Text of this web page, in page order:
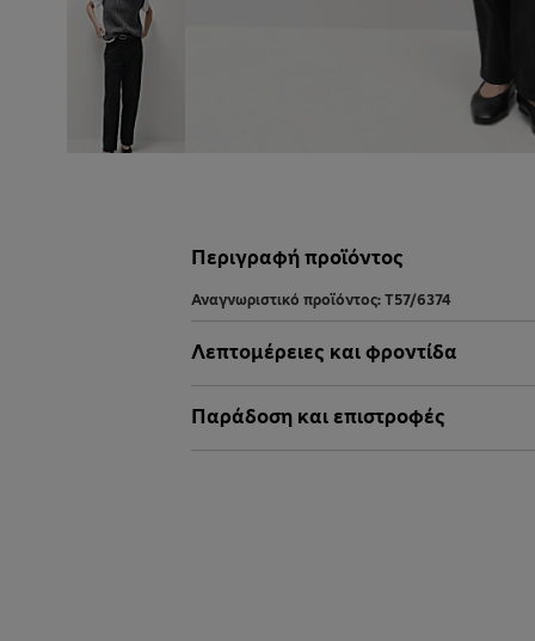
Περιγραφή προϊόντος
Αναγνωριστικό προϊόντος:T57/6374
Λεπτομέρειες και φροντίδα
Παράδοση και επιστροφές